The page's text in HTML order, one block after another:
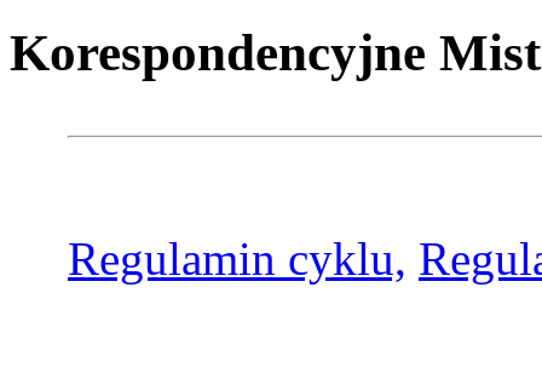
Korespondencyjne
Regulamin cyklu,